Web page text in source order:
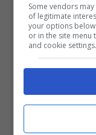
Razzismo
manette
Some vendors
of legitimate
your options
or in the site menu
and cookie settings.